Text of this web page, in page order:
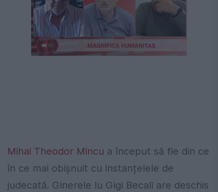
Următorul videoclip în 4 Anulează
Mihai Theodor Mincu a început să fie din ce
în ce mai obișnuit cu instanțelele de
judecată. Ginerele lu Gigi Becali are deschis